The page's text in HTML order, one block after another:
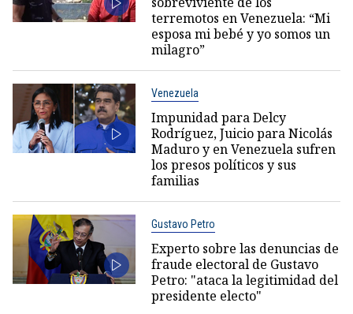
terremotos en Venezuela: “Mi
esposa mi bebé y yo somos un
milagro”
Venezuela
Impunidad para Delcy
Rodríguez, Juicio para Nicolás
Maduro y en Venezuela sufren
los presos políticos y sus
familias
Gustavo Petro
Experto sobre las denuncias de
fraude electoral de Gustavo
Petro: "ataca la legitimidad del
presidente electo"